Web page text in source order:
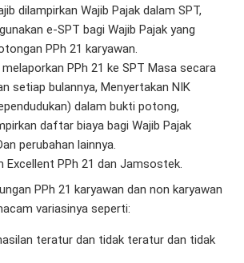
dilampirkan Wajib Pajak dalam SPT,
e-SPT bagi Wajib Pajak yang
PPh 21 karyawan.
PPh 21 ke SPT Masa secara
setiap bulannya, Menyertakan NIK
dalam bukti potong,
daftar biaya bagi Wajib Pajak
perubahan lainnya.
Excellent PPh 21 dan Jamsostek.
PPh 21 karyawan dan non karyawan
variasinya seperti:
teratur dan tidak teratur dan tidak